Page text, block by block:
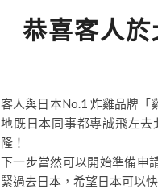
恭喜客人於
客人與日本No.1 炸雞品牌「
地既日本同事都專誠飛左
隆！
下一步當然可以開始準備申
緊過去日本，希望日本可以